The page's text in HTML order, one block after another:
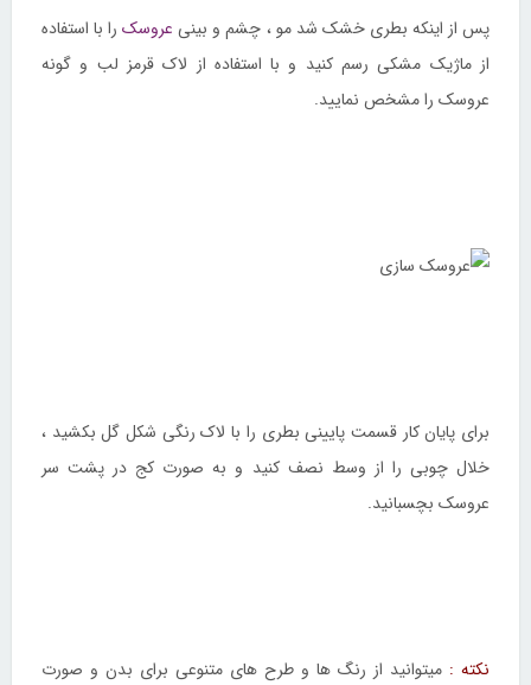
پس از اینکه بطری خشک شد مو ، چشم و بینی عروسک را با استفاده
از ماژیک مشکی رسم کنید و با استفاده از لاک قرمز لب و گونه
عروسک را مشخص نمایید.
برای پایان کار قسمت پایینی بطری را با لاک رنگی شکل گل بکشید ،
خلال چوبی را از وسط نصف کنید و به صورت کج در پشت سر
عروسک بچسبانید.
نکته : میتوانید از رنگ ها و طرح های متنوعی برای بدن و صورت